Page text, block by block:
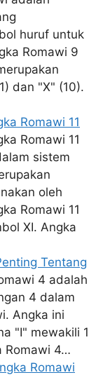
huruf untuk
Romawi 9
dan "X" (10).
Romawi 11
Romawi 11
sistem
oleh
Romawi 11
XI. Angka
Tentang
4 adalah
4 dalam
Angka ini
"I" mewakili 1
Romawi 4…
Romawi